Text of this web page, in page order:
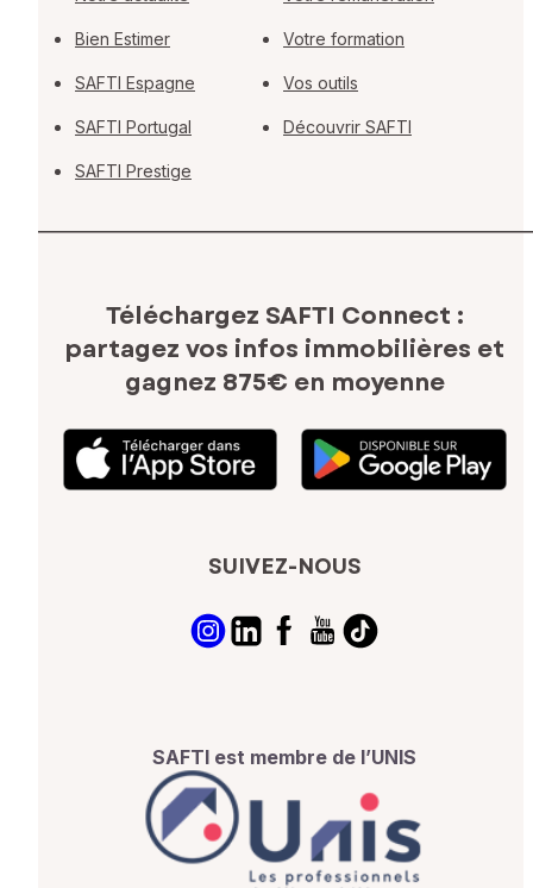
Bien Estimer
SAFTI Espagne
SAFTI Portugal
SAFTI Prestige
Votre formation
Vos outils
Découvrir SAFTI
Téléchargez SAFTI Connect :
partagez vos infos immobilières et
gagnez 875€ en moyenne
SUIVEZ-NOUS
SAFTI est membre de l’UNIS